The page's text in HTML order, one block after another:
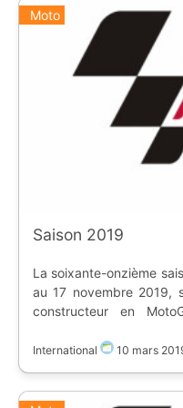
Moto
Saison 2019
La soixante-onzième
au 17 novembre 2019,
constructeur en
la Moto2 et Moto3,
calendrier. | Constructeur | En MotoGP | En Moto2 | En
International 10 mars